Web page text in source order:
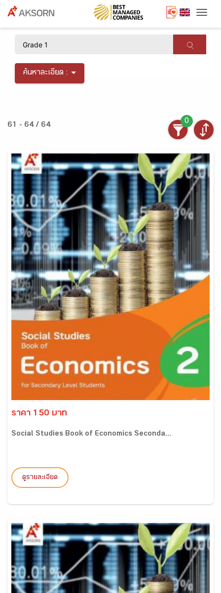
ค้นหาละเอียด :
61 - 64 / 64
0
ราคา 150 บาท
Social Studies Book of Economics Seconda...
ดูรายละเอียด